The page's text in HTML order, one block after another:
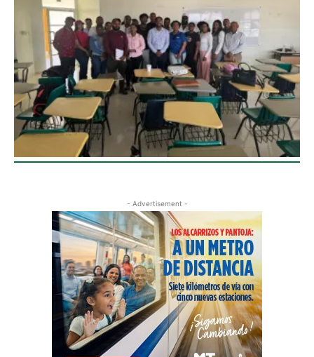
- Advertisement -